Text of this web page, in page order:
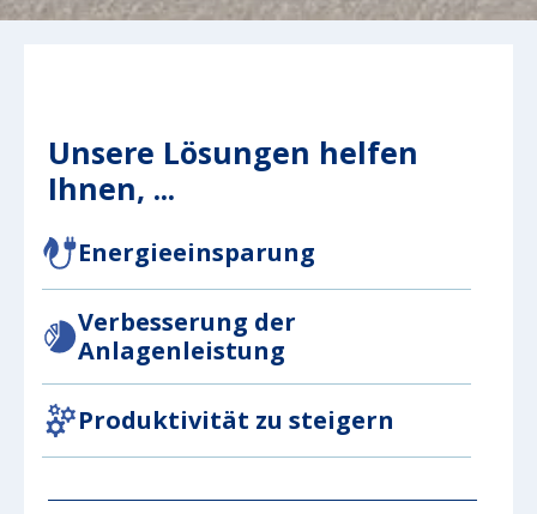
Unsere Lösungen helfen
Ihnen, ...
Energieeinsparung
Verbesserung der
Anlagenleistung
Produktivität zu steigern